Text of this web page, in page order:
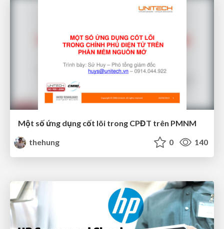
Một số ứng dụng cốt lõi trong CPĐT trên PMNM
thehung
0 140